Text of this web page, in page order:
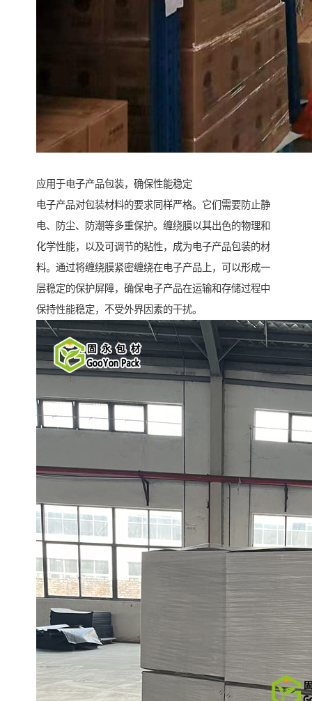
应用于电子产品包装，确保性能稳定
电子产品对包装材料的要求同样严格。它们需要防止静
电、防尘、防潮等多重保护。缠绕膜以其出色的物理和
化学性能，以及可调节的粘性，成为电子产品包装的材
料。通过将缠绕膜紧密缠绕在电子产品上，可以形成一
层稳定的保护屏障，确保电子产品在运输和存储过程中
保持性能稳定，不受外界因素的干扰。